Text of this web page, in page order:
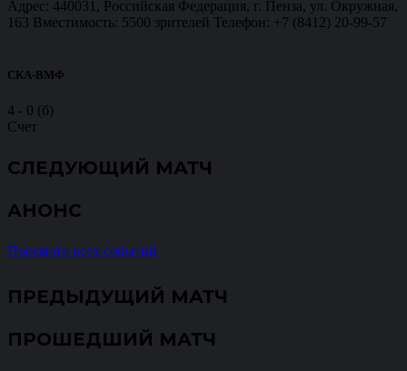
Адрес: 440031, Российская Федерация, г. Пенза, ул. Окружная,
163 Вместимость: 5500 зрителей Телефон: +7 (8412) 20-99-57
СКА-ВМФ
4 - 0 (б)
Счет
СЛЕДУЮЩИЙ МАТЧ
АНОНС
Просмотр всех событий
ПРЕДЫДУЩИЙ МАТЧ
ПРОШЕДШИЙ МАТЧ